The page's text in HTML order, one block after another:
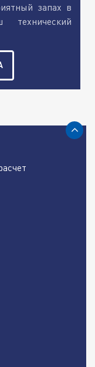
запах в